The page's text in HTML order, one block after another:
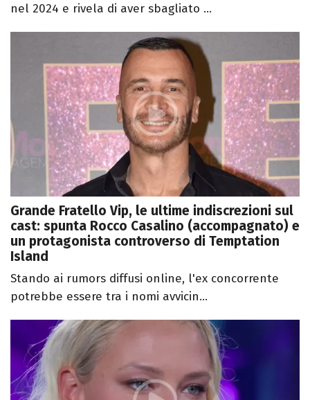
nel 2024 e rivela di aver sbagliato ...
Grande Fratello Vip, le ultime indiscrezioni sul
cast: spunta Rocco Casalino (accompagnato) e
un protagonista controverso di Temptation
Island
Stando ai rumors diffusi online, l'ex concorrente
potrebbe essere tra i nomi avvicin...